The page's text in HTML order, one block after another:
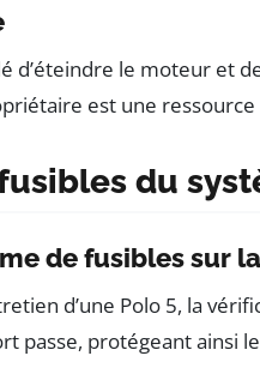
le moteur et
est une
du
de fusibles sur
d’une Polo 5, la
passe, protégeant ainsi